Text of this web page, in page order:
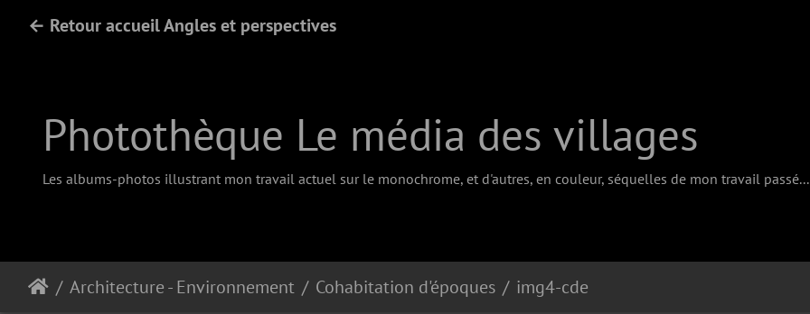
← Retour accueil Angles et perspectives
Photothèque Le média des villages
Les albums-photos illustrant mon travail actuel sur le monochrome, et d'autres, en couleur, séquelles de mon travail passé...
Architecture - Environnement Cohabitation d'époques img4-cde